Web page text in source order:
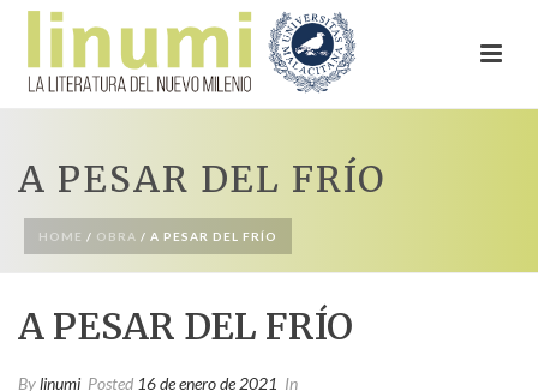
A PESAR DEL FRÍO
HOME / OBRA / A PESAR DEL FRÍO
A PESAR DEL FRÍO
Bylinumi Posted 16 de enero de 2021 In